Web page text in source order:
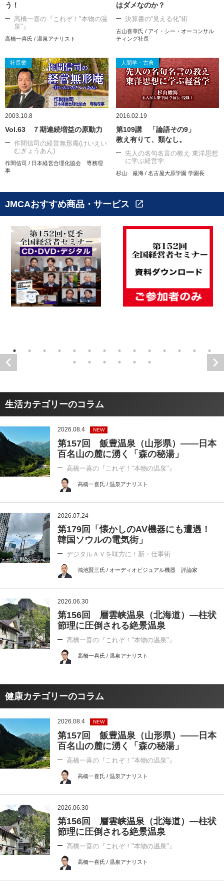
う！
高橋一喜の『これぞ！"本物の温
泉"』
高橋一喜氏 / 温泉アナリスト
はダメなのか？
決算書の“見える化”術
古山喜章氏 / アイ・シー・オーコンサル
ティング社長
社長業
2003.10.8
Vol.63 ７期連続増益の原動力
作間信司の経営無形庵(けいえい
むぎょうあん)
作間信司 / 日本経営合理化協会 専務理
事
人間学・古典
2016.02.19
第109講 「論語その9」
教え有りて、類なし。
先人の名句名言の教え 東洋思想
に学ぶ経営学
杉山 厳海 / 名古屋大原学園 学園長
JMCAおすすめ商品・サービス open_in_new
生活カテゴリーのコラム
2026.08.4 NEW
第157回 飯豊温泉（山形県）――日本
百名山の麓に湧く「森の秘湯」
高橋一喜の『これぞ！"本物の温泉"』
高橋一喜氏 / 温泉アナリスト
2026.07.24
第179回「懐かしのAV機器にも遭遇！
韓国ソウルの電気街」
デジタルＡＶを味方に！新・仕事術
鴻池賢三氏 / オーディオビジュアル機器 評論家
2026.06.30
第156回 層雲峡温泉（北海道）―柱状
節理に圧倒される絶景温泉
高橋一喜の『これぞ！"本物の温泉"』
高橋一喜氏 / 温泉アナリスト
健康カテゴリーのコラム
2026.08.4 NEW
第157回 飯豊温泉（山形県）――日本
百名山の麓に湧く「森の秘湯」
高橋一喜の『これぞ！"本物の温泉"』
高橋一喜氏 / 温泉アナリスト
2026.06.30
第156回 層雲峡温泉（北海道）―柱状
節理に圧倒される絶景温泉
高橋一喜の『これぞ！"本物の温泉"』
高橋一喜氏 / 温泉アナリスト